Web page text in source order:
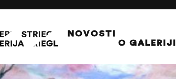
NOVOSTI
O GALERIJI